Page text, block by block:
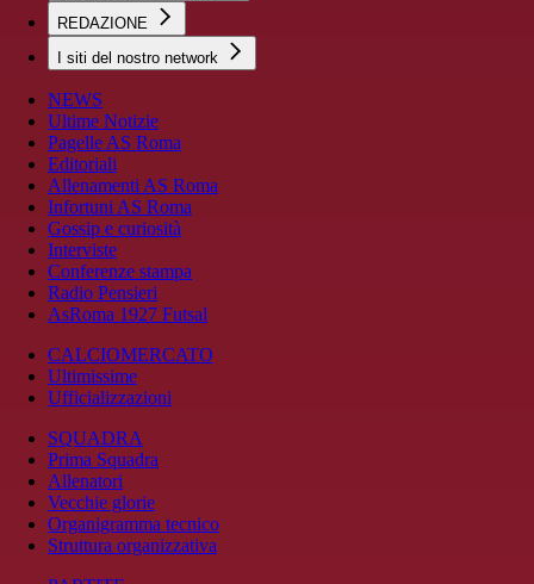
REDAZIONE
I siti del nostro network
NEWS
Ultime Notizie
Pagelle AS Roma
Editoriali
Allenamenti AS Roma
Infortuni AS Roma
Gossip e curiosità
Interviste
Conferenze stampa
Radio Pensieri
AsRoma 1927 Futsal
CALCIOMERCATO
Ultimissime
Ufficializzazioni
SQUADRA
Prima Squadra
Allenatori
Vecchie glorie
Organigramma tecnico
Struttura organizzativa